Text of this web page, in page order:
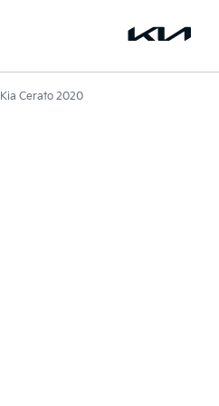
Kia Cerato 2020